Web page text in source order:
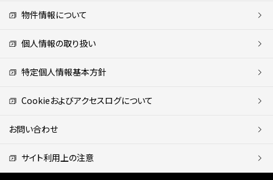
物件情報について
個人情報の取り扱い
特定個人情報基本方針
Cookieおよびアクセスログについて
お問い合わせ
サイト利用上の注意